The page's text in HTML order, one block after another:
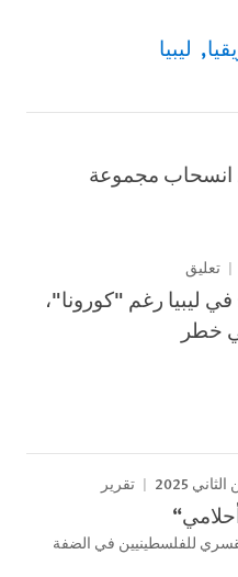
ليبيا
انسحاب مجموعة
تعليق
ليبيا رغم "كورونا"،
خطر
تقرير
للفلسطينيين في الضفة